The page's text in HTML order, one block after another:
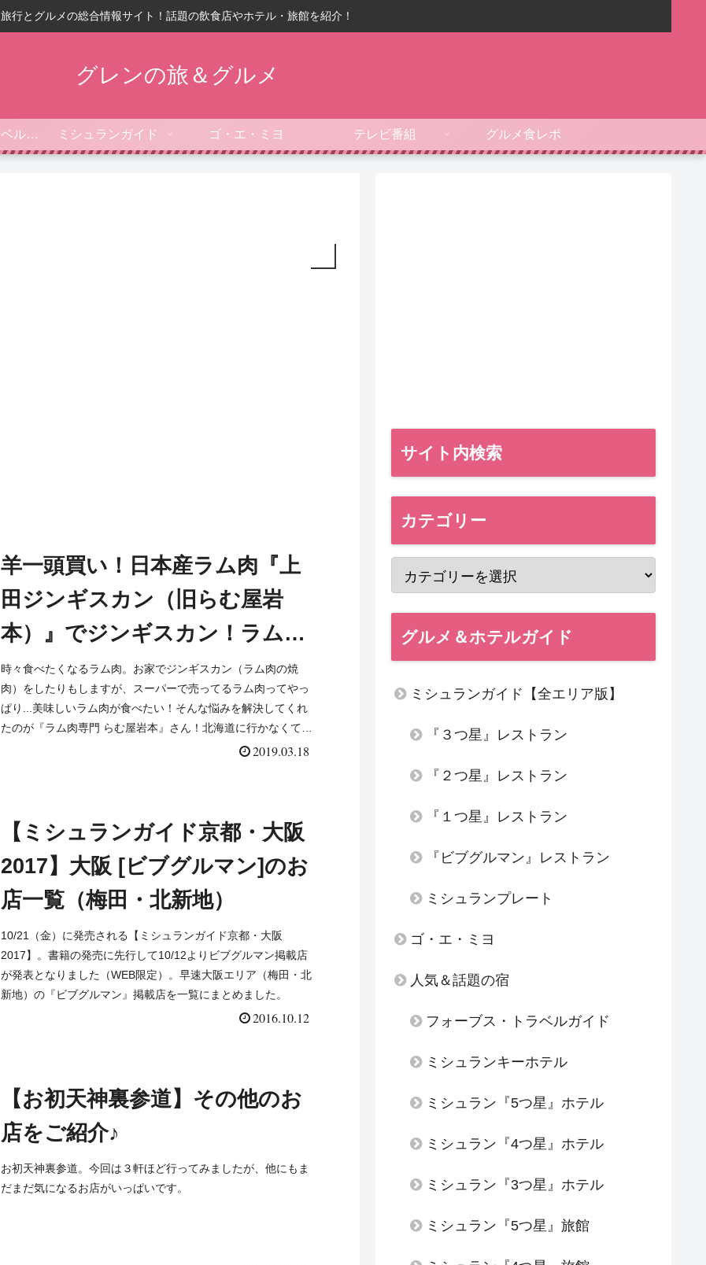
旅行とグルメの総合情報サイト！話題の飲食店やホテル・旅館を紹介！
グレンの旅＆グルメ
フォーブス・トラベルガイド ミシュランガイド ゴ・エ・ミヨ テレビ番組 グルメ食レポ
羊一頭買い！日本産ラム肉『上
田ジンギスカン（旧らむ屋岩
本）』でジンギスカン！ラム肉
堪能コースは大満足♪【大阪・お
初天神】
時々食べたくなるラム肉。お家でジンギスカン（ラム肉の焼
肉）をしたりもしますが、スーパーで売ってるラム肉ってやっ
ぱり...美味しいラム肉が食べたい！そんな悩みを解決してくれ
たのが『ラム肉専門 らむ屋岩本』さん！北海道に行かなくても
大阪でこんな美味しいラム肉が食べれるなんて♪ 詳しく...
2019.03.18
【ミシュランガイド京都・大阪
2017】大阪 [ビブグルマン]のお
店一覧（梅田・北新地）
10/21（金）に発売される【ミシュランガイド京都・大阪
2017】。書籍の発売に先行して10/12よりビブグルマン掲載店
が発表となりました（WEB限定）。早速大阪エリア（梅田・北
新地）の『ビブグルマン』掲載店を一覧にまとめました。
2016.10.12
【お初天神裏参道】その他のお
店をご紹介♪
お初天神裏参道。今回は３軒ほど行ってみましたが、他にもま
だまだ気になるお店がいっぱいです。
サイト内検索
カテゴリー
グルメ＆ホテルガイド
ミシュランガイド【全エリア版】
『３つ星』レストラン
『２つ星』レストラン
『１つ星』レストラン
『ビブグルマン』レストラン
ミシュランプレート
ゴ・エ・ミヨ
人気＆話題の宿
フォーブス・トラベルガイド
ミシュランキーホテル
ミシュラン『5つ星』ホテル
ミシュラン『4つ星』ホテル
ミシュラン『3つ星』ホテル
ミシュラン『5つ星』旅館